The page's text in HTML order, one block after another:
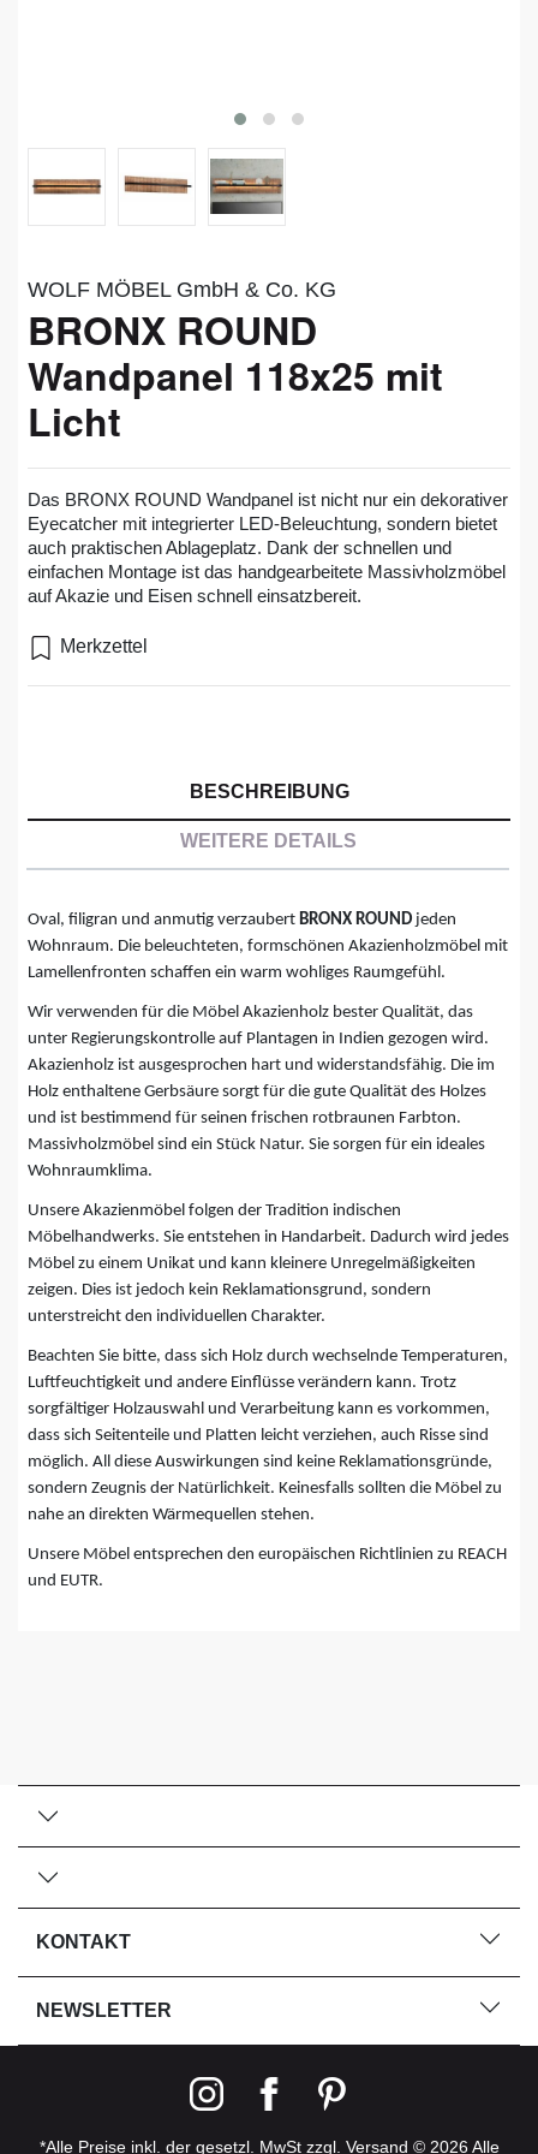
WOLF MÖBEL GmbH & Co. KG
BRONX ROUND
Wandpanel 118x25 mit
Licht
Das BRONX ROUND Wandpanel ist nicht nur ein dekorativer
Eyecatcher mit integrierter LED-Beleuchtung, sondern bietet
auch praktischen Ablageplatz. Dank der schnellen und
einfachen Montage ist das handgearbeitete Massivholzmöbel
auf Akazie und Eisen schnell einsatzbereit.
Merkzettel
BESCHREIBUNG
WEITERE DETAILS
Oval, filigran und anmutig verzaubert BRONX ROUND jeden
Wohnraum. Die beleuchteten, formschönen Akazienholzmöbel mit
Lamellenfronten schaffen ein warm wohliges Raumgefühl.
Wir verwenden für die Möbel Akazienholz bester Qualität, das
unter Regierungskontrolle auf Plantagen in Indien gezogen wird.
Akazienholz ist ausgesprochen hart und widerstandsfähig. Die im
Holz enthaltene Gerbsäure sorgt für die gute Qualität des Holzes
und ist bestimmend für seinen frischen rotbraunen Farbton.
Massivholzmöbel sind ein Stück Natur. Sie sorgen für ein ideales
Wohnraumklima.
Unsere Akazienmöbel folgen der Tradition indischen
Möbelhandwerks. Sie entstehen in Handarbeit. Dadurch wird jedes
Möbel zu einem Unikat und kann kleinere Unregelmäßigkeiten
zeigen. Dies ist jedoch kein Reklamationsgrund, sondern
unterstreicht den individuellen Charakter.
Beachten Sie bitte, dass sich Holz durch wechselnde Temperaturen,
Luftfeuchtigkeit und andere Einflüsse verändern kann. Trotz
sorgfältiger Holzauswahl und Verarbeitung kann es vorkommen,
dass sich Seitenteile und Platten leicht verziehen, auch Risse sind
möglich. All diese Auswirkungen sind keine Reklamationsgründe,
sondern Zeugnis der Natürlichkeit. Keinesfalls sollten die Möbel zu
nahe an direkten Wärmequellen stehen.
Unsere Möbel entsprechen den europäischen Richtlinien zu REACH
und EUTR.
KONTAKT
NEWSLETTER
*Alle Preise inkl. der gesetzl. MwSt zzgl. Versand © 2026 Alle